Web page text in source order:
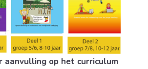
aanvulling op het curriculum